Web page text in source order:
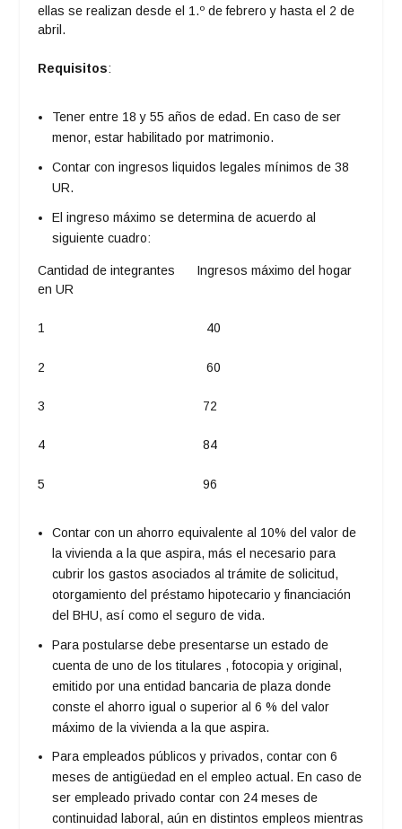
ellas se realizan desde el 1.º de febrero y hasta el 2 de
abril.
Requisitos:
Tener entre 18 y 55 años de edad. En caso de ser
menor, estar habilitado por matrimonio.
Contar con ingresos liquidos legales mínimos de 38
UR.
El ingreso máximo se determina de acuerdo al
siguiente cuadro:
Cantidad de integrantes Ingresos máximo del hogar
en UR
1 40
2 60
3 72
4 84
5 96
Contar con un ahorro equivalente al 10% del valor de
la vivienda a la que aspira, más el necesario para
cubrir los gastos asociados al trámite de solicitud,
otorgamiento del préstamo hipotecario y financiación
del BHU, así como el seguro de vida.
Para postularse debe presentarse un estado de
cuenta de uno de los titulares , fotocopia y original,
emitido por una entidad bancaria de plaza donde
conste el ahorro igual o superior al 6 % del valor
máximo de la vivienda a la que aspira.
Para empleados públicos y privados, contar con 6
meses de antigüedad en el empleo actual. En caso de
ser empleado privado contar con 24 meses de
continuidad laboral, aún en distintos empleos mientras